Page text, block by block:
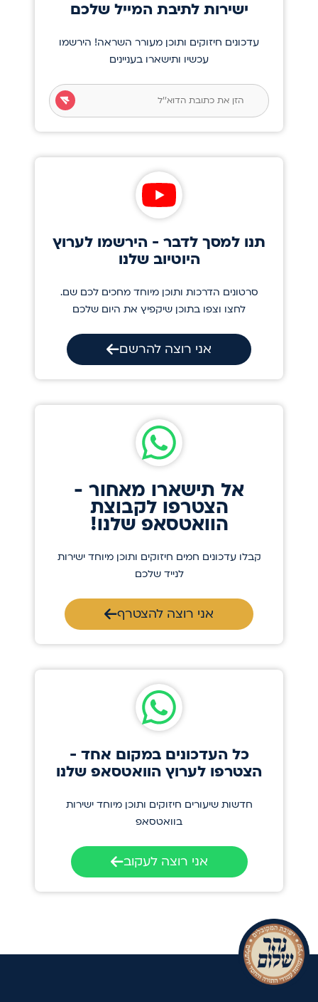
ישירות לתיבת המייל שלכם
עדכונים חיזוקים ותוכן מעורר השראה! הירשמו
עכשיו ותישארו בעניינים
תנו למסך לדבר - הירשמו לערוץ
היוטיוב שלנו
סרטונים הדרכות ותוכן מיוחד מחכים לכם שם.
לחצו וצפו בתוכן שיקפיץ את היום שלכם
אני רוצה להרשם
אל תישארו מאחור -
הצטרפו לקבוצת
הוואטסאפ שלנו!
קבלו עדכונים חמים חיזוקים ותוכן מיוחד ישירות
לנייד שלכם
אני רוצה להצטרף
כל העדכונים במקום אחד -
הצטרפו לערוץ הוואטסאפ שלנו
חדשות שיעורים חיזוקים ותוכן מיוחד ישירות
בוואטסאפ
אני רוצה לעקוב